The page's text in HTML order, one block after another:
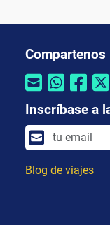
Compartenos
Inscríbase a
Blog de viajes